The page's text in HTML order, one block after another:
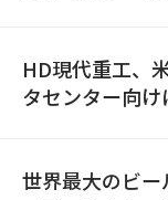
HD現代重工、
タセンター向
世界最大のビ